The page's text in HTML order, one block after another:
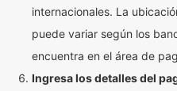
internacionales. La
puede variar según los
encuentra en el área de
Ingresa los detalles del